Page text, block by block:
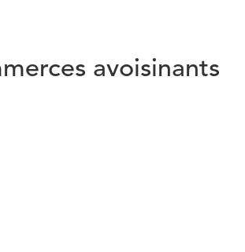
avoisinants